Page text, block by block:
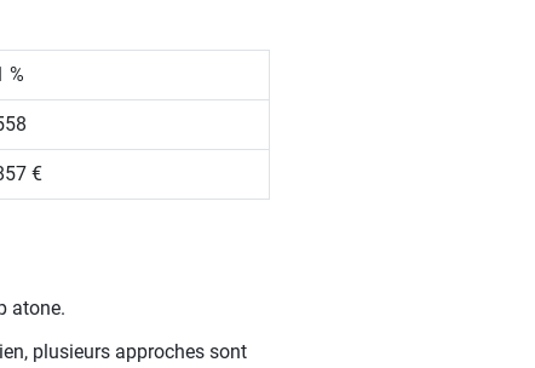
%
€
atone.
plusieurs approches sont